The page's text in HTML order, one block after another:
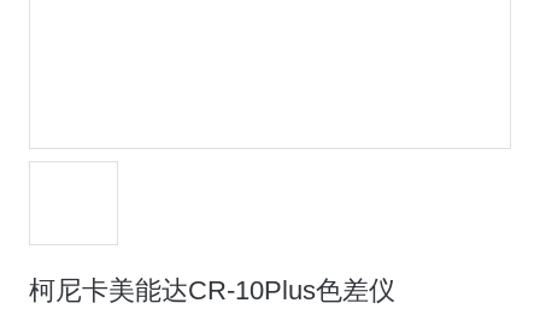
柯尼卡美能达CR-10Plus色差仪